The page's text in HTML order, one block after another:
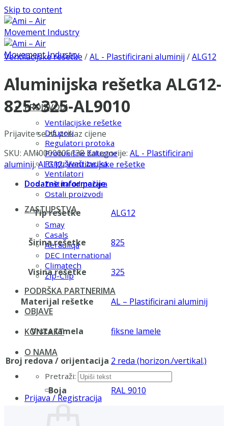
Skip to content
PROIZVODI
Ventilacijske rešetke
Difuzori
Regulatori protoka
Protukišne žaluzine
Prigušivači zvuka
Ventilatori
Zaštita od požara
Ostali proizvodi
ZASTUPSTVA
Smay
Casals
Aerauliqa
DEC International
Climatech
Zip-Clip
PODRŠKA PARTNERIMA
OBJAVE
KONTAKT
O NAMA
Pretraži:
Prijava / Registracija
Ventilacijske rešetke /AL - Plastificirani aluminij /ALG12
Aluminijska rešetka ALG12-
825×325-AL9010
Prijavite se za prikaz cijene
SKU: AMI0000005138 Kategorije: AL - Plastificirani
aluminij,ALG12,Ventilacijske rešetke
Dodatne informacije
Tip rešetke ALG12
Širina rešetke 825
Visina rešetke 325
Materijal rešetke AL – Plastificirani aluminij
Vrsta lamela fiksne lamele
Broj redova / orijentacija 2 reda (horizon./vertikal.)
Boja RAL 9010